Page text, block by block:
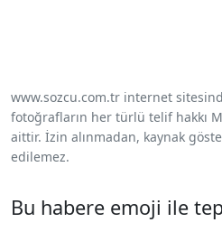
www.sozcu.com.tr internet
fotoğrafların her türlü telif hakkı
aittir. İzin alınmadan, kaynak
edilemez.
Bu habere emoji ile